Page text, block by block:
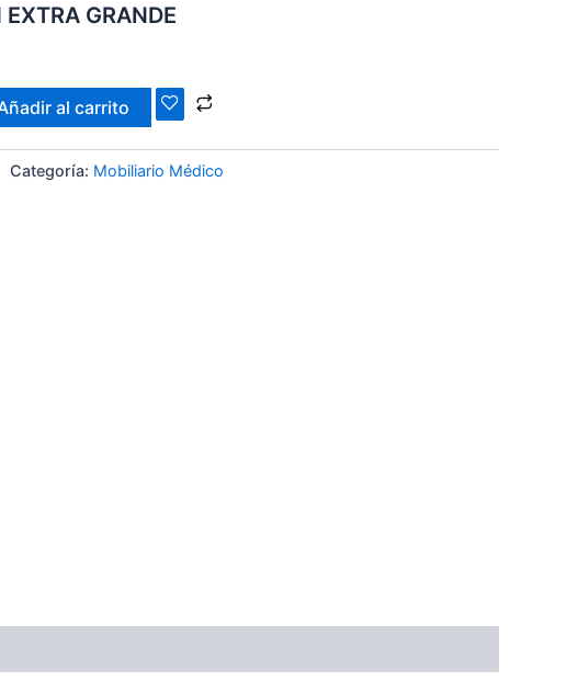
GRANDE
al carrito
Categoría: Mobiliario Médico